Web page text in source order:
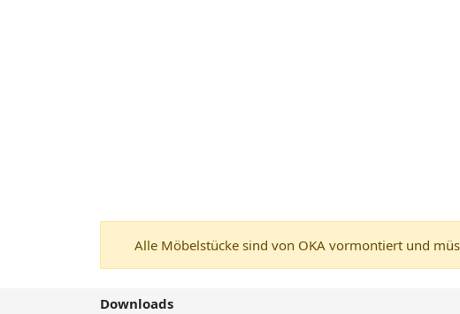
Alle Möbelstücke sind von OKA vormontiert und
Downloads